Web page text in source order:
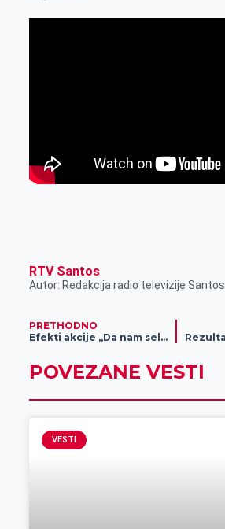
RTV Santos
Autor: Redakcija radio televizije Santos
PRETHODNO
Efekti akcije „Da nam sela budu bliža“
POVEZANE VESTI
VESTI